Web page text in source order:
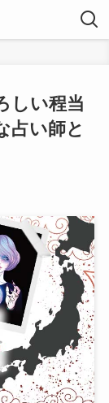
しい程当
占い師と